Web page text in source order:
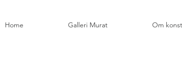
Home Galleri Murat Om